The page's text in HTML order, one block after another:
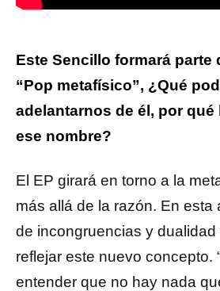
Este Sencillo formará parte
“Pop metafísico”, ¿Qué
adelantarnos de él, por qué
ese nombre?
El EP girará en torno a la
más allá de la razón. En esta
de incongruencias y
reflejar este nuevo concepto.
entender que no hay nada